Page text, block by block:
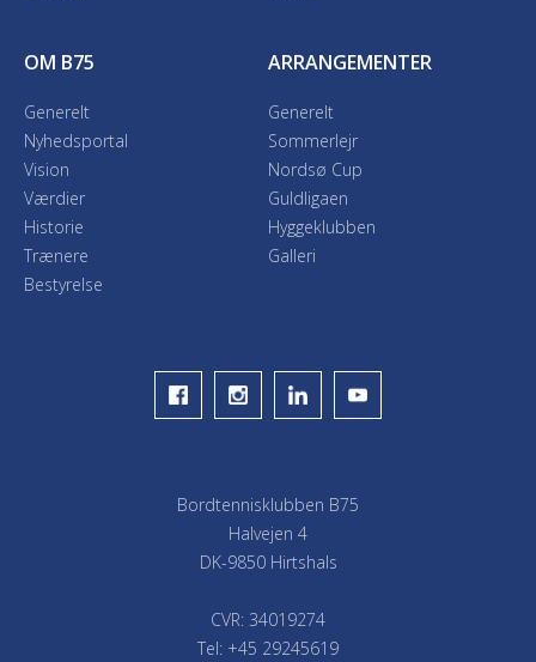
OM B75
Generelt
Nyhedsportal
Vision
Værdier
Historie
Trænere
Bestyrelse
ARRANGEMENTER
Generelt
Sommerlejr
Nordsø Cup
Guldligaen
Hyggeklubben
Galleri
Bordtennisklubben B75
Halvejen 4
DK-9850 Hirtshals
CVR: 34019274
Tel: +45 29245619